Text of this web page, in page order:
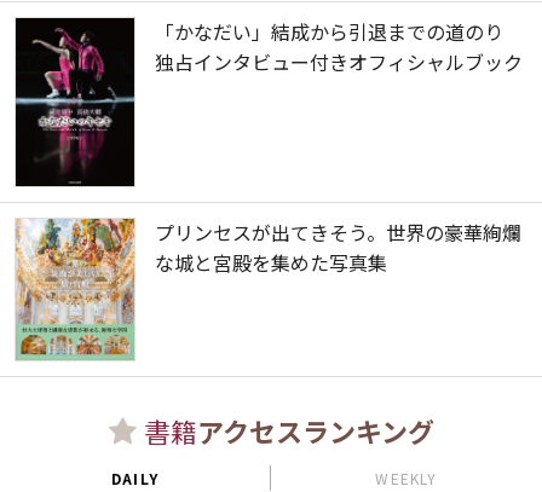
「かなだい」結成から引退までの道のり
独占インタビュー付きオフィシャルブック
プリンセスが出てきそう。世界の豪華絢爛
な城と宮殿を集めた写真集
書籍アクセスランキング
DAILY WEEKLY